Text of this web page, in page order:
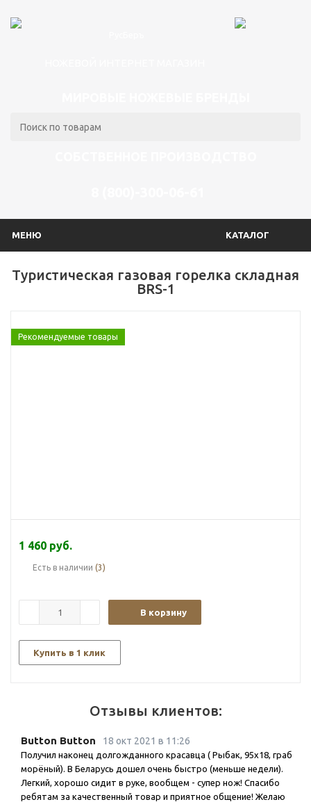
МЕНЮ КАТАЛОГ
Туристическая газовая горелка складная
BRS-1
Рекомендуемые товары
1 460 руб.
Есть в наличии (3)
В корзину
Купить в 1 клик
Отзывы клиентов:
Button Button 18 окт 2021 в 11:26
Получил наконец долгожданного красавца ( Рыбак, 95х18, граб
морёный). В Беларусь дошел очень быстро (меньше недели).
Легкий, хорошо сидит в руке, вообщем - супер нож! Спасибо
ребятам за качественный товар и приятное общение! Желаю